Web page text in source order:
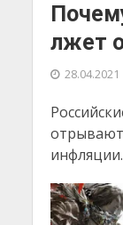
лжет
28.04.2021
инфляции.